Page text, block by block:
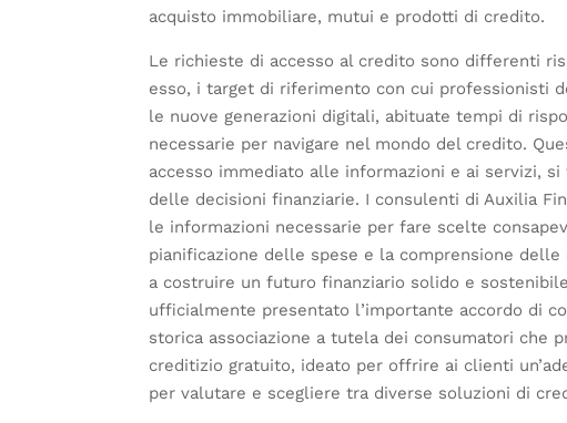
acquisto immobiliare, mutui e prodotti di credito.
Le richieste di accesso al credito sono differenti
esso, i target di riferimento con cui professionisti
le nuove generazioni digitali, abituate tempi di
necessarie per navigare nel mondo del credito.
accesso immediato alle informazioni e ai servizi,
delle decisioni finanziarie. I consulenti di Auxilia
le informazioni necessarie per fare scelte
pianificazione delle spese e la comprensione
a costruire un futuro finanziario solido e
ufficialmente presentato l’importante accordo di
storica associazione a tutela dei consumatori che
creditizio gratuito, ideato per offrire ai clienti
per valutare e scegliere tra diverse soluzioni di